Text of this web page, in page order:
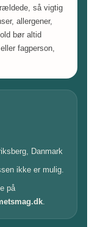
så vigtig
allergener,
bør altid
fagperson,
Danmark
ikke er mulig.
på
.